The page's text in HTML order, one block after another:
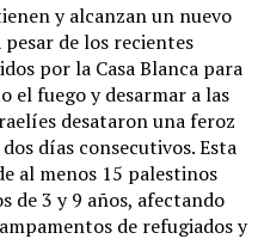
y alcanzan un nuevo
de los recientes
por la Casa Blanca para
el fuego y desarmar a las
desataron una feroz
días consecutivos. Esta
al menos 15 palestinos
de 3 y 9 años, afectando
de refugiados y